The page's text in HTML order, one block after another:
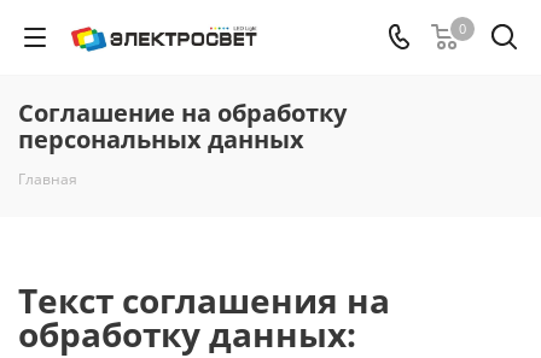
0
Соглашение на обработку
персональных данных
Главная
Текст соглашения на
обработку данных: